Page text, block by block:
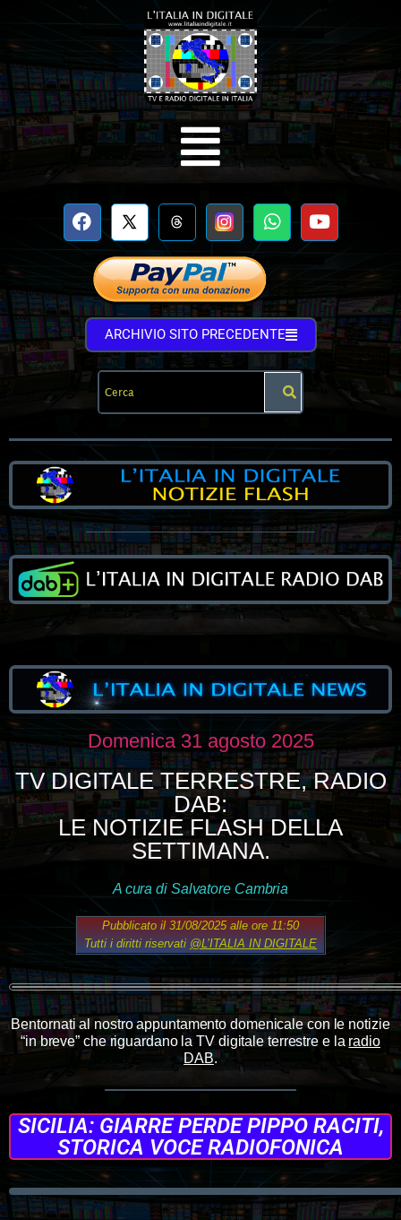
ARCHIVIO SITO PRECEDENTE
Domenica 31 agosto 2025
TV DIGITALE TERRESTRE, RADIO
DAB:
LE NOTIZIE FLASH DELLA
SETTIMANA.
A cura di Salvatore Cambria
Pubblicato il 31/08/2025 alle ore 11:50
Tutti i diritti riservati @L’ITALIA IN DIGITALE
Bentornati al nostro appuntamento domenicale con le notizie
“in breve” che riguardano la TV digitale terrestre e la radio
DAB.
SICILIA: GIARRE PERDE PIPPO RACITI,
STORICA VOCE RADIOFONICA